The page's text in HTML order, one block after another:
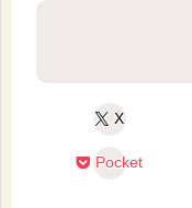
X
Pocket